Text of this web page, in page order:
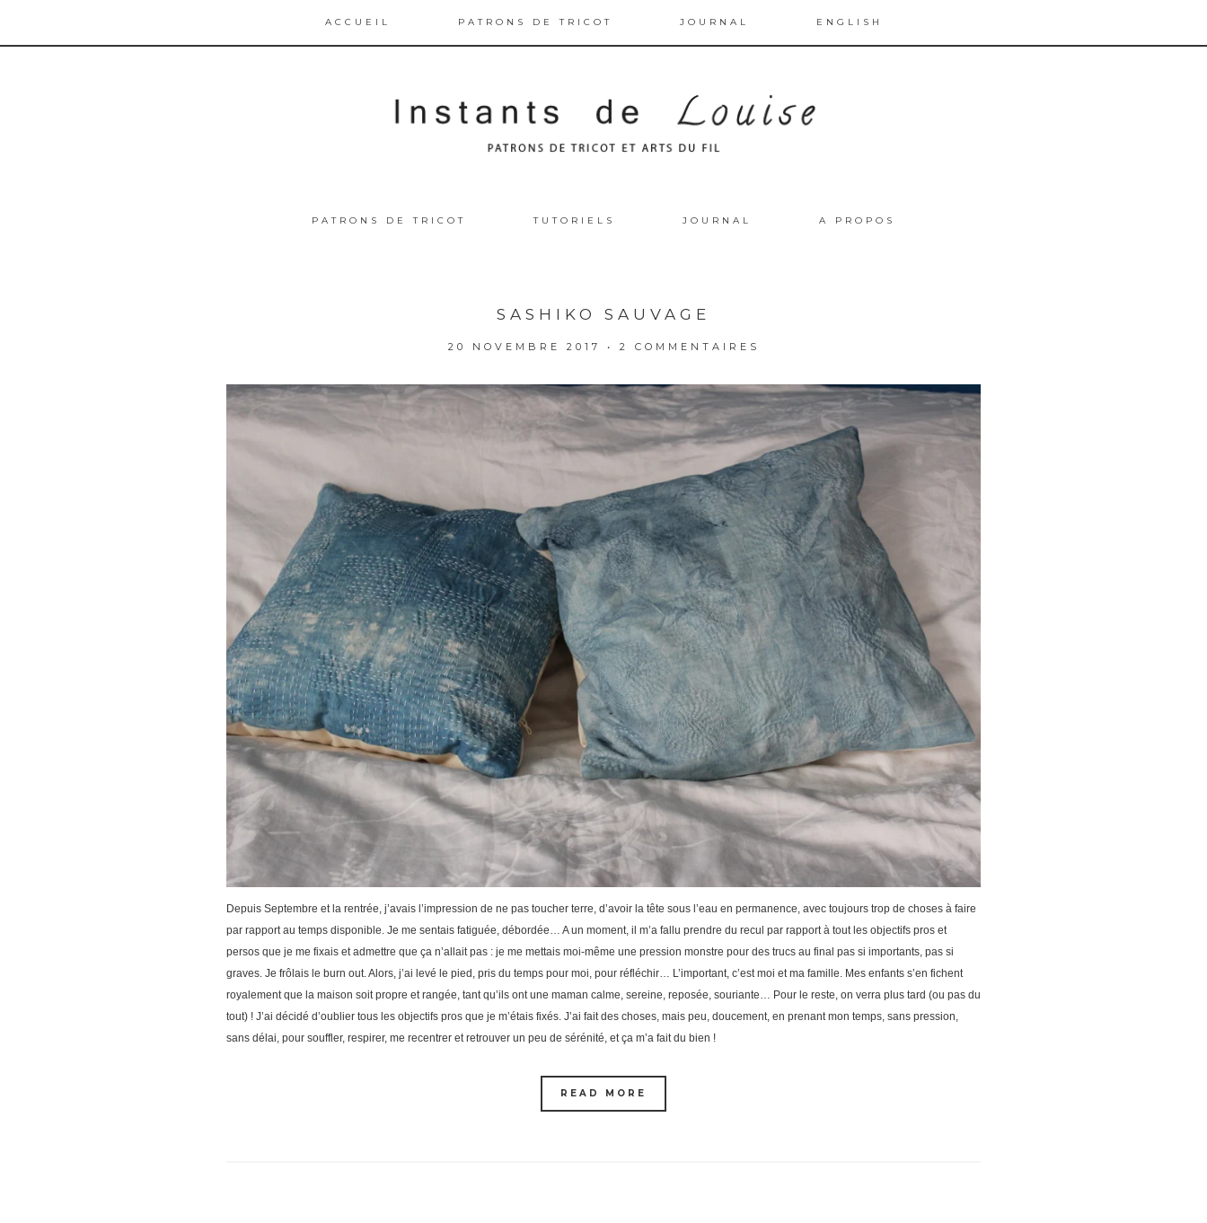
ACCUEIL PATRONS DE TRICOT JOURNAL ENGLISH
PATRONS DE TRICOT TUTORIELS JOURNAL A PROPOS
SASHIKO SAUVAGE
20 NOVEMBRE 2017 • 2 COMMENTAIRES
Depuis Septembre et la rentrée, j’avais l’impression de ne pas toucher terre, d’avoir la tête sous l’eau en permanence, avec toujours trop de choses à faire
par rapport au temps disponible. Je me sentais fatiguée, débordée… A un moment, il m’a fallu prendre du recul par rapport à tout les objectifs pros et
persos que je me fixais et admettre que ça n’allait pas : je me mettais moi-même une pression monstre pour des trucs au final pas si importants, pas si
graves. Je frôlais le burn out. Alors, j’ai levé le pied, pris du temps pour moi, pour réfléchir… L’important, c’est moi et ma famille. Mes enfants s’en fichent
royalement que la maison soit propre et rangée, tant qu’ils ont une maman calme, sereine, reposée, souriante… Pour le reste, on verra plus tard (ou pas du
tout) ! J’ai décidé d’oublier tous les objectifs pros que je m’étais fixés. J’ai fait des choses, mais peu, doucement, en prenant mon temps, sans pression,
sans délai, pour souffler, respirer, me recentrer et retrouver un peu de sérénité, et ça m’a fait du bien !
READ MORE